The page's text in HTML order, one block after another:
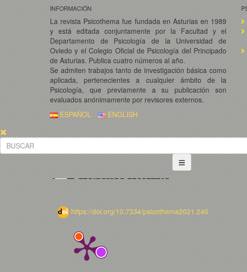
INFORMACIÓN
La revista Psicothema fue fundada en Asturias en 1989
y está editada conjuntamente por la Facultad y el
Departamento de Psicología de la Universidad de
Oviedo y el Colegio Oficial de Psicología del Principado
de Asturias. Publica cuatro números al año.
Se admiten trabajos tanto de investigación básica como
aplicada, pertenecientes a cualquier ámbito de la
Psicología, que previamente a su publicación son
evaluados anónimamente por revisores externos.
ESPAÑOL ENGLISH
https://doi.org/10.7334/psicothema2021.246